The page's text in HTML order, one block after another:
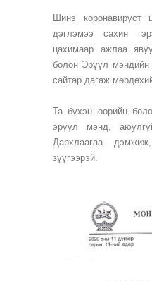
Шинэ коронавируст
дэглэмээ сахин
цахимаар ажлаа
болон Эрүүл мэндийн
сайтар дагаж
Та бүхэн өөрийн
эрүүл мэнд,
Дархлаагаа
зүүгээрэй.